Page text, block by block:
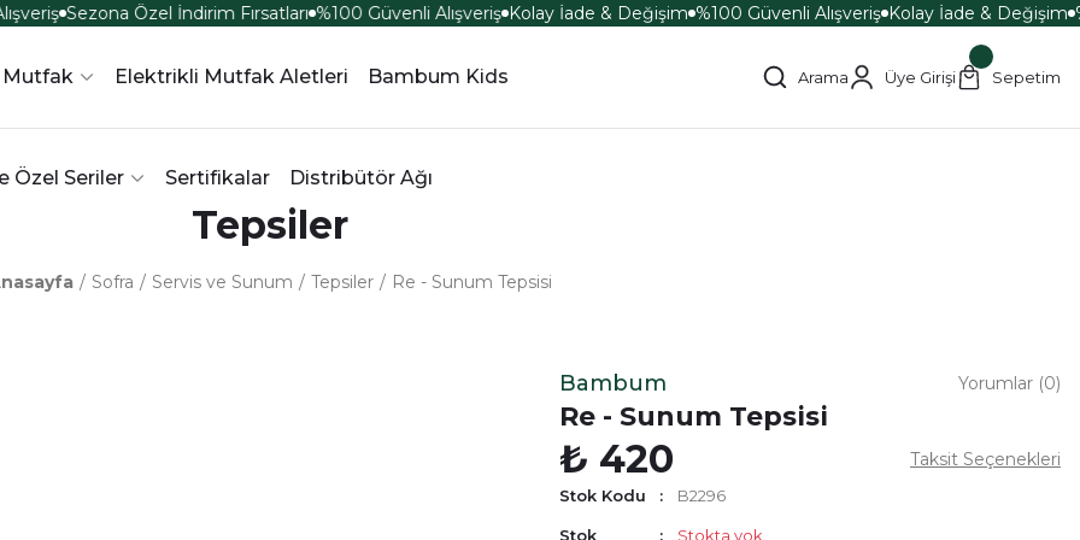
Sezona Özel İndirim Fırsatları %100 Güvenli Alışveriş Kolay İade & Değişim %100 Güvenli Alışveriş Kolay İade & Değişim
Mutfak Elektrikli Mutfak Aletleri Bambum Kids
Özel Seriler Sertifikalar Distribütör Ağı
Arama Üye Girişi Sepetim
Tepsiler
Sofra Servis ve Sunum Tepsiler Re - Sunum Tepsisi
Bambum Yorumlar (0)
Re - Sunum Tepsisi
₺ 420 Taksit Seçenekleri
Stok Kodu B2296
Stok
Stokta yok